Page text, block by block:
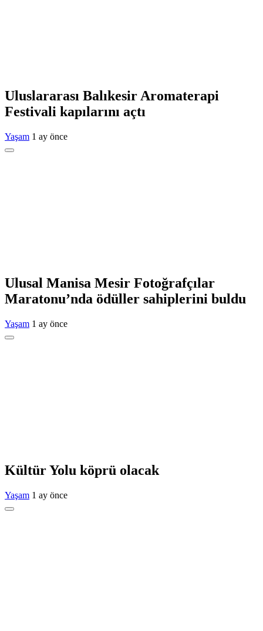
Uluslararası Balıkesir Aromaterapi
Festivali kapılarını açtı
Yaşam 1 ay önce
Ulusal Manisa Mesir Fotoğrafçılar
Maratonu’nda ödüller sahiplerini buldu
Yaşam 1 ay önce
Kültür Yolu köprü olacak
Yaşam 1 ay önce